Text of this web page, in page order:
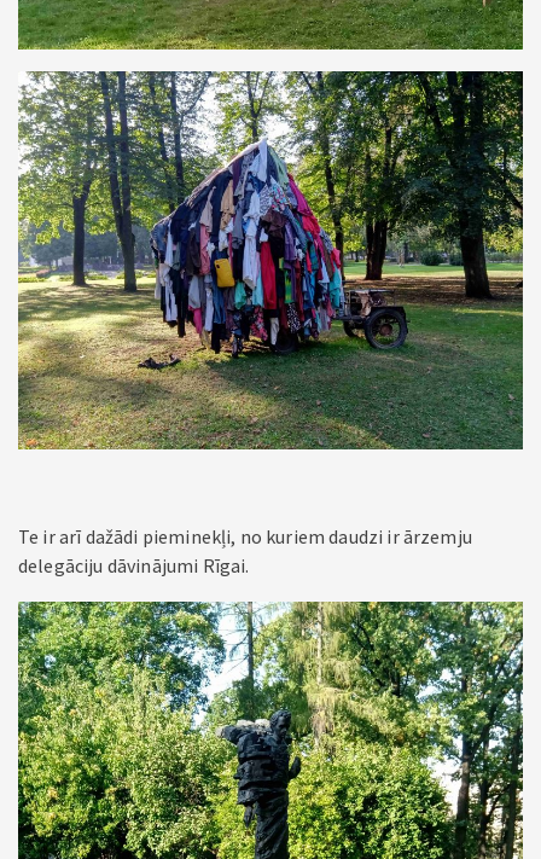
Te ir arī dažādi pieminekļi, no kuriem daudzi ir ārzemju
delegāciju dāvinājumi Rīgai.